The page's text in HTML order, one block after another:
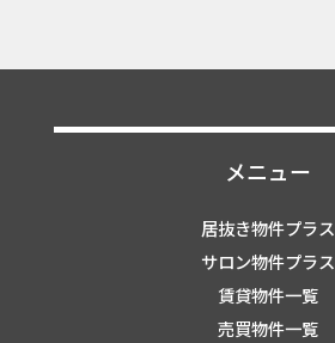
メニュー
居抜き物件プラス
サロン物件プラス
賃貸物件一覧
売買物件一覧